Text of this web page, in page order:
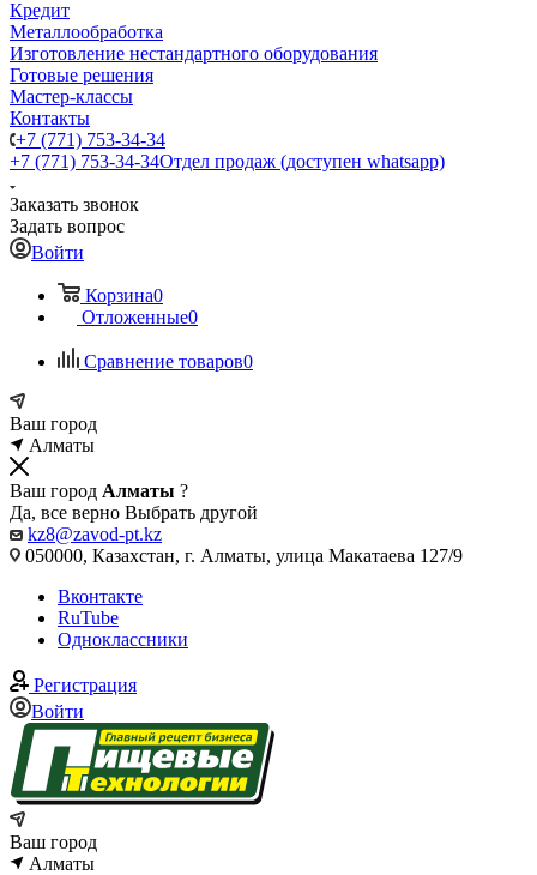
Кредит
Металлообработка
Изготовление нестандартного оборудования
Готовые решения
Мастер-классы
Контакты
+7 (771) 753-34-34
+7 (771) 753-34-34Отдел продаж (доступен whatsapp)
Заказать звонок
Задать вопрос
Войти
Корзина0
Отложенные0
Сравнение товаров0
Ваш город
Алматы
Ваш город Алматы ?
Да, все верно Выбрать другой
kz8@zavod-pt.kz
050000, Казахстан, г. Алматы, улица Макатаева 127/9
Вконтакте
RuTube
Одноклассники
Регистрация
Войти
Ваш город
Алматы